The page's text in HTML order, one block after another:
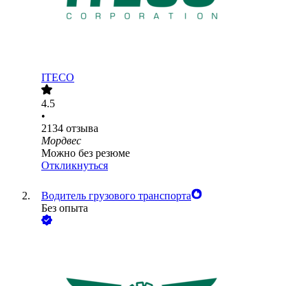
ITECO
4.5
•
2134 отзыва
Мордвес
Можно без резюме
Откликнуться
Водитель грузового транспорта
Без опыта